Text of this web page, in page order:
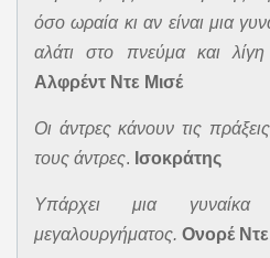
όσο ωραία κι αν είναι μια
αλάτι στο πνεύμα και λίγη
Αλφρέντ Ντε Μισέ
Οι άντρες κάνουν τις
τους άντρες. Ισοκράτης
Υπάρχει μια
μεγαλουργήματος. Ονορέ